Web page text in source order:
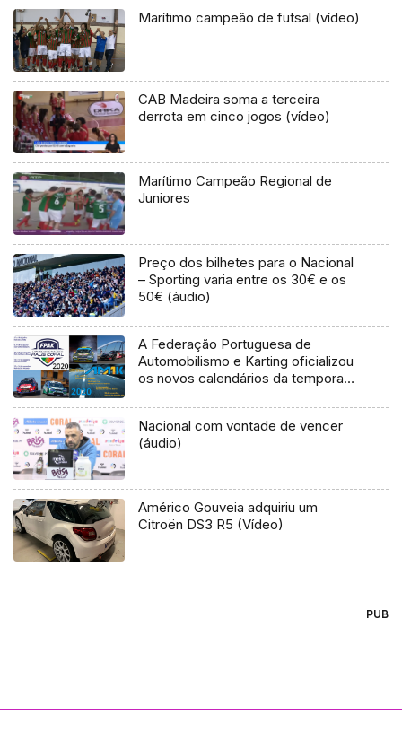
Marítimo campeão de futsal (vídeo)
CAB Madeira soma a terceira
derrota em cinco jogos (vídeo)
Marítimo Campeão Regional de
Juniores
Preço dos bilhetes para o Nacional
– Sporting varia entre os 30€ e os
50€ (áudio)
A Federação Portuguesa de
Automobilismo e Karting oficializou
os novos calendários da temporada
Madeira
Nacional com vontade de vencer
(áudio)
Américo Gouveia adquiriu um
Citroën DS3 R5 (Vídeo)
PUB